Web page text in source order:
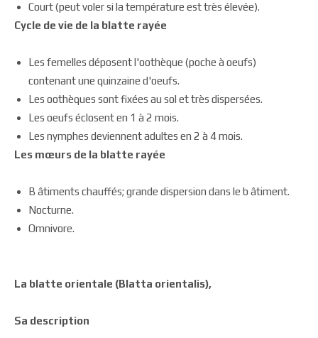
Court (peut voler si la température est très élevée).
Cycle de vie de la blatte rayée
Les femelles déposent l'oothèque (poche à oeufs)
contenant une quinzaine d'oeufs.
Les oothèques sont fixées au sol et très dispersées.
Les oeufs éclosent en 1 à 2 mois.
Les nymphes deviennent adultes en 2 à 4 mois.
Les mœurs de la blatte rayée
B âtiments chauffés; grande dispersion dans le b âtiment.
Nocturne.
Omnivore.
La blatte orientale (Blatta orientalis),
Sa description